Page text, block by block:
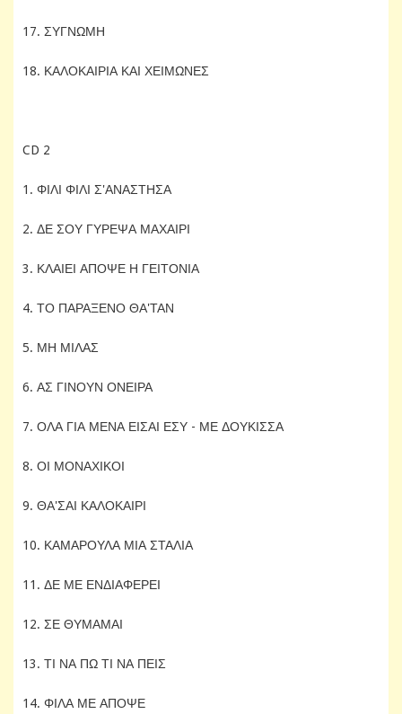
17. ΣΥΓΝΩΜΗ
18. ΚΑΛΟΚΑΙΡΙΑ ΚΑΙ ΧΕΙΜΩΝΕΣ
CD 2
1. ΦΙΛΙ ΦΙΛΙ Σ'ΑΝΑΣΤΗΣΑ
2. ΔΕ ΣΟΥ ΓΥΡΕΨΑ ΜΑΧΑΙΡΙ
3. ΚΛΑΙΕΙ ΑΠΟΨΕ Η ΓΕΙΤΟΝΙΑ
4. ΤΟ ΠΑΡΑΞΕΝΟ ΘΑ'ΤΑΝ
5. ΜΗ ΜΙΛΑΣ
6. ΑΣ ΓΙΝΟΥΝ ΟΝΕΙΡΑ
7. ΟΛΑ ΓΙΑ ΜΕΝΑ ΕΙΣΑΙ ΕΣΥ - ΜΕ ΔΟΥΚΙΣΣΑ
8. ΟΙ ΜΟΝΑΧΙΚΟΙ
9. ΘΑ'ΣΑΙ ΚΑΛΟΚΑΙΡΙ
10. ΚΑΜΑΡΟΥΛΑ ΜΙΑ ΣΤΑΛΙΑ
11. ΔΕ ΜΕ ΕΝΔΙΑΦΕΡΕΙ
12. ΣΕ ΘΥΜΑΜΑΙ
13. ΤΙ ΝΑ ΠΩ ΤΙ ΝΑ ΠΕΙΣ
14. ΦΙΛΑ ΜΕ ΑΠΟΨΕ